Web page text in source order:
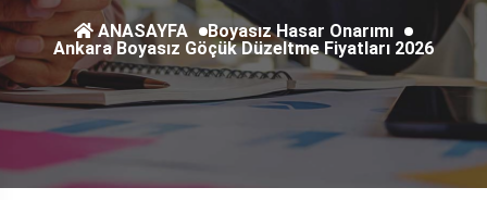
ANASAYFA
Boyasız Hasar Onarımı
Ankara Boyasız Göçük Düzeltme Fiyatları 2026